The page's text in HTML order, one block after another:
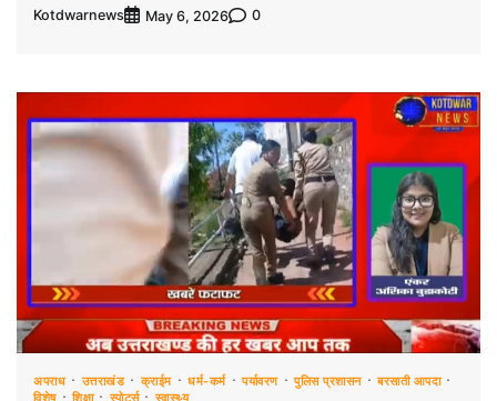
Kotdwarnews May 6, 2026 0
अपराध उत्तराखंड क्राईम धर्म-कर्म पर्यावरण पुलिस प्रशासन
बरसाती आपदा